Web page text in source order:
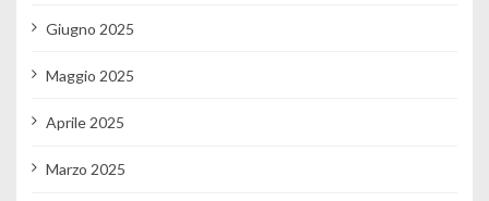
Giugno 2025
Maggio 2025
Aprile 2025
Marzo 2025